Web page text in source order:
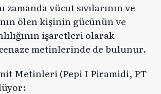
zamanda vücut sıvılarının ve
ölen kişinin gücünün ve
işaretleri olarak
cenaze metinlerinde de bulunur.
Metinleri (Pepi I Piramidi, PT